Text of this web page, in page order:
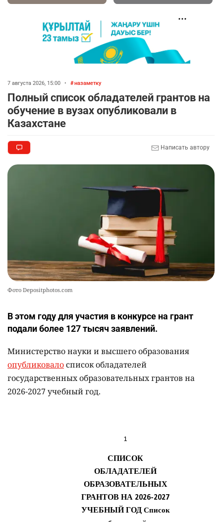
2748 2 42
🇫🇷 Клуб ПСЖ объявил об открытии своей
футбольной академии в Астане
2 40
автокредиты за вознаграждение
2719 0 11
9
🦻 Казахстанцы смогут получать слуховые
7 августа 2026, 15:00 • назаметку
Полный список обладателей грантов на
обучение в вузах опубликовали в
Казахстане
Написать автору
Фото Depositphotos.com
В этом году для участия в конкурсе на грант
подали более 127 тысяч заявлений.
Министерство науки и высшего образования
опубликовалосписок обладателей
государственных образовательных грантов на
2026-2027 учебный год.